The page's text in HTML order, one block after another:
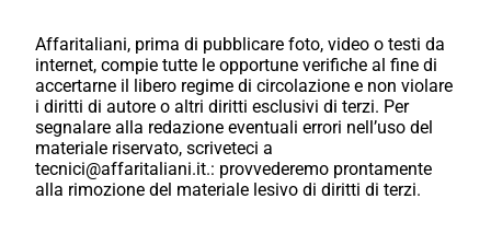
Affaritaliani, prima di pubblicare foto, video o testi da
internet, compie tutte le opportune verifiche al fine di
accertarne il libero regime di circolazione e non violare
i diritti di autore o altri diritti esclusivi di terzi. Per
segnalare alla redazione eventuali errori nell’uso del
materiale riservato, scriveteci a
tecnici@affaritaliani.it.: provvederemo prontamente
alla rimozione del materiale lesivo di diritti di terzi.